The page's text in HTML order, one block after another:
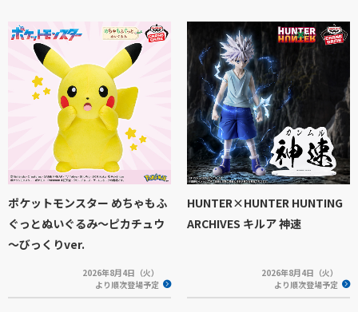
ポケットモンスター めちゃもふ
ぐっとぬいぐるみ～ピカチュウ
～びっくりver.
2026年8月4日（火）
より順次登場予定
HUNTER×HUNTER HUNTING
ARCHIVES キルア 神速
2026年8月4日（火）
より順次登場予定